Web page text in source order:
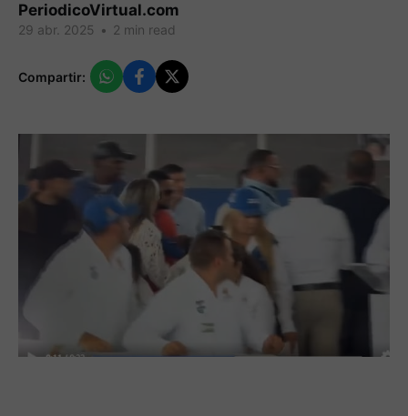
PeriodicoVirtual.com
29 abr. 2025 • 2 min read
Compartir: